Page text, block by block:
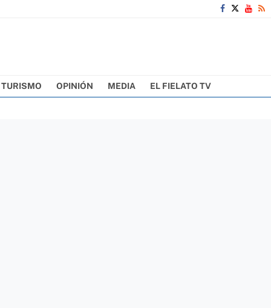
TURISMO OPINIÓN MEDIA EL FIELATO TV